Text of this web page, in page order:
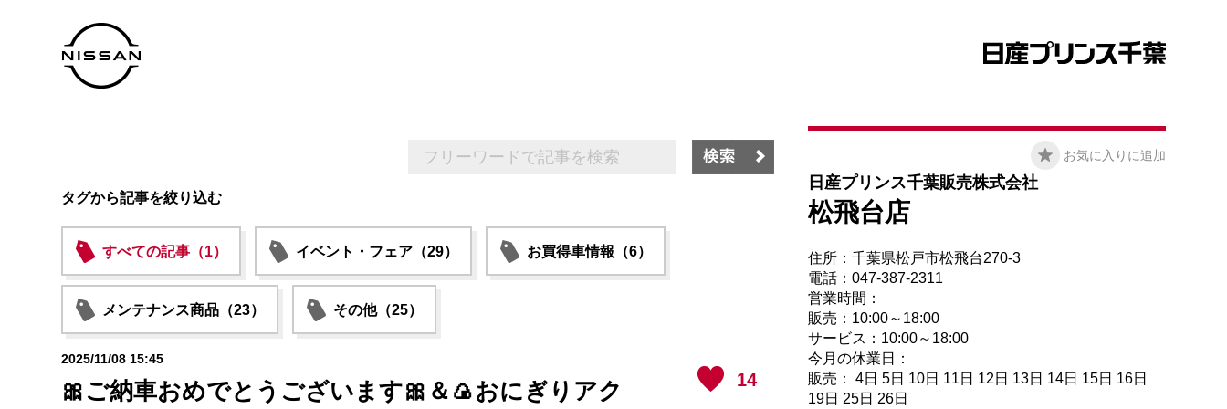
タグから記事を絞り込む
すべての記事（1） イベント・フェア（29） お買得車情報（6）
メンテナンス商品（23） その他（25）
14
2025/11/08 15:45
🎀ご納車おめでとうございます🎀＆🍙おにぎりアク
お気に入りに追加
日産プリンス千葉販売株式会社
松飛台店
住所：千葉県松戸市松飛台270-3
電話：047-387-2311
営業時間：
販売：10:00～18:00
サービス：10:00～18:00
今月の休業日：
販売： 4日 5日 10日 11日 12日 13日 14日 15日 16日
19日 25日 26日